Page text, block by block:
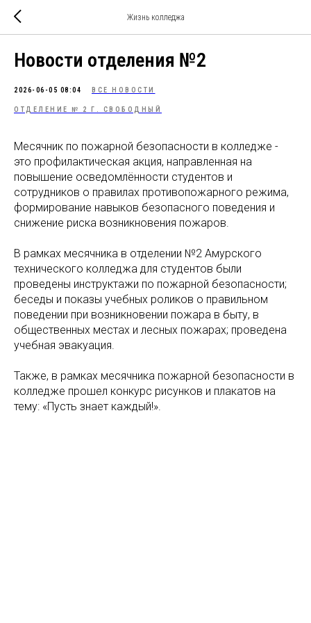
Жизнь колледжа
Новости отделения №2
2026-06-05 08:04 ВСЕ НОВОСТИ
ОТДЕЛЕНИЕ № 2 Г. СВОБОДНЫЙ
Месячник по пожарной безопасности в колледже -
это профилактическая акция, направленная на
повышение осведомлённости студентов и
сотрудников о правилах противопожарного режима,
формирование навыков безопасного поведения и
снижение риска возникновения пожаров.
В рамках месячника в отделении №2 Амурского
технического колледжа для студентов были
проведены инструктажи по пожарной безопасности;
беседы и показы учебных роликов о правильном
поведении при возникновении пожара в быту, в
общественных местах и лесных пожарах; проведена
учебная эвакуация.
Также, в рамках месячника пожарной безопасности в
колледже прошел конкурс рисунков и плакатов на
тему: «Пусть знает каждый!».